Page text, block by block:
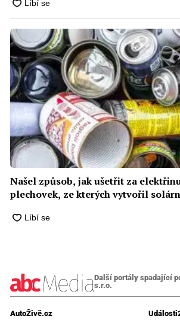
Našel způsob, jak ušetřit za
plechovek, ze kterých vytvořil
Další portály spadající
s.r.o.
AutoŽivě.cz